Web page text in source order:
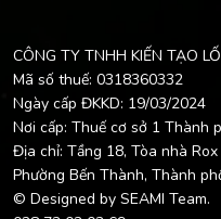
CÔNG TY TNHH KIẾN TẠO
Mã số thuế: 0318360332
Ngày cấp ĐKKD: 19/03/2024
Nơi cấp: Thuế cơ sở 1 Thành
Địa chỉ: Tầng 18, Tòa nhà
Phường Bến Thành, Thành
© Designed by SEAMI Team.